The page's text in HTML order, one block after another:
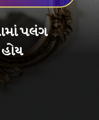
પલંગ